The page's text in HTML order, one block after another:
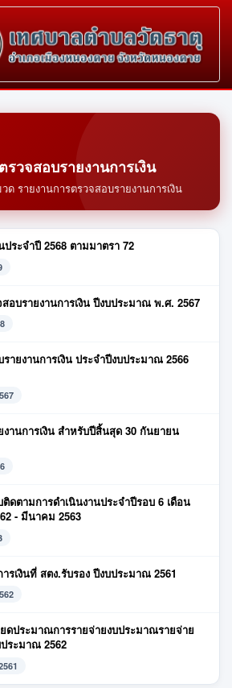
รวจสอบรายงานการเงิน
ด รายงานการตรวจสอบรายงานการเงิน
ประจำปี 2568 ตามมาตรา 72
อบรายงานการเงิน ปีงบประมาณ พ.ศ. 2567
ายงานการเงิน ประจำปีงบประมาณ 2566
งานการเงิน สำหรับปีสิ้นสุด 30 กันยายน
ดตามการดำเนินงานประจำปีรอบ 6 เดือน
- มีนาคม 2563
รเงินที่ สตง.รับรอง ปีงบประมาณ 2561
ยดประมาณการรายจ่ายงบประมาณรายจ่าย
ระมาณ 2562